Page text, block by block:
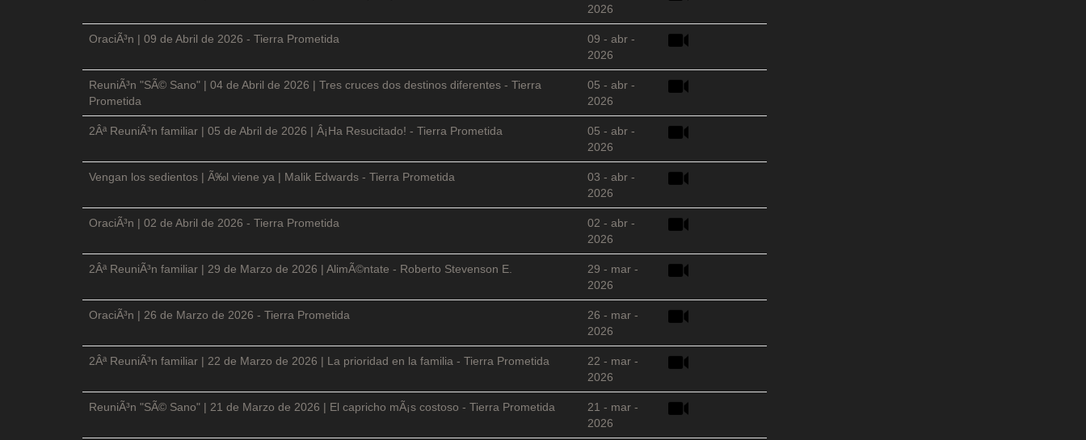
2026
OraciÃ³n | 09 de Abril de 2026 - Tierra Prometida
09 - abr -
2026
ReuniÃ³n "SÃ© Sano" | 04 de Abril de 2026 | Tres cruces dos destinos diferentes - Tierra
Prometida
05 - abr -
2026
2Âª ReuniÃ³n familiar | 05 de Abril de 2026 | Â¡Ha Resucitado! - Tierra Prometida
05 - abr -
2026
Vengan los sedientos | Ã‰l viene ya | Malik Edwards - Tierra Prometida
03 - abr -
2026
OraciÃ³n | 02 de Abril de 2026 - Tierra Prometida
02 - abr -
2026
2Âª ReuniÃ³n familiar | 29 de Marzo de 2026 | AlimÃ©ntate - Roberto Stevenson E.
29 - mar -
2026
OraciÃ³n | 26 de Marzo de 2026 - Tierra Prometida
26 - mar -
2026
2Âª ReuniÃ³n familiar | 22 de Marzo de 2026 | La prioridad en la familia - Tierra Prometida
22 - mar -
2026
ReuniÃ³n "SÃ© Sano" | 21 de Marzo de 2026 | El capricho mÃ¡s costoso - Tierra Prometida
21 - mar -
2026